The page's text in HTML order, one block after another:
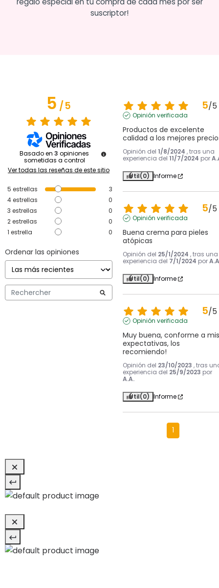
suscriptor!
5/5
Basado en 3 opiniones
sometidas a control
Ver todas las reseñas de este sitio
5 estrellas
3
4estrellas
0
3 estrellas
0
2estrellas
0
1 estrella 0
Ordenar las opiniones
5/5
Opinión verificada
Productos de excelente
calidad a los mejores
Opinión del 1/8/2024 , tras una
experiencia del 11/7/2024 por
Útil(0) Informe
5/5
Opinión verificada
Buena crema para pieles
atópicas
Opinión del 25/1/2024 , tras una
experiencia del 7/1/2024 por
Útil(0) Informe
5/5
Opinión verificada
Muy buena, conforme a mis
expectativas, los
recomiendo!
Opinión del 23/10/2023 , tras
experiencia del 25/9/2023 por
A.A.
Útil(0) Informe
1